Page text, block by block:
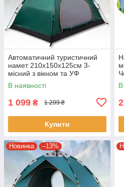
Автоматичний туристичний
намет 210х150х125см 3-
місний з вікном та УФ
захистом MM-3005
В наявності
1 099 ₴ 1 299 ₴
Купити
В
Новинка –13%